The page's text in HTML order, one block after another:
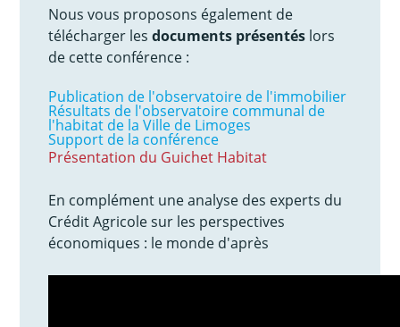
Nous vous proposons également de
télécharger lesdocuments présentés lors
de cette conférence :
Publication de l'observatoire de l'immobilier
Résultats de l'observatoire communal de
l'habitat de la Ville de Limoges
Support de la conférence
Présentation du Guichet Habitat
En complément une analyse des experts du
Crédit Agricole sur les perspectives
économiques : le monde d'après